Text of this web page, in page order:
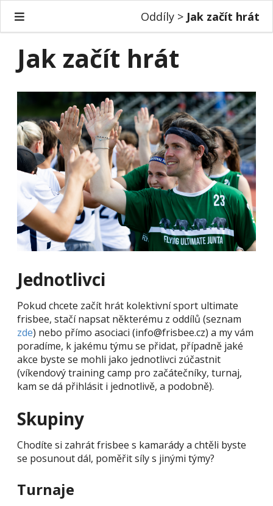
Oddíly > Jak začít hrát
Jak začít hrát
Jednotlivci
Pokud chcete začít hrát kolektivní sport ultimate
frisbee, stačí napsat některému z oddílů (seznam
zde) nebo přímo asociaci (info@frisbee.cz) a my vám
poradíme, k jakému týmu se přidat, případně jaké
akce byste se mohli jako jednotlivci zúčastnit
(víkendový training camp pro začátečníky, turnaj,
kam se dá přihlásit i jednotlivě, a podobně).
Skupiny
Chodíte si zahrát frisbee s kamarády a chtěli byste
se posunout dál, poměřit síly s jinými týmy?
Turnaje